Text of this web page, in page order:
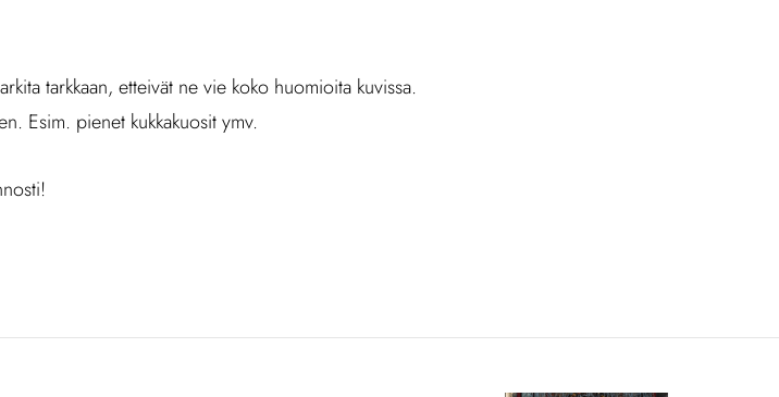
tarkkaan, etteivät ne vie koko huomioita kuvissa.
Esim. pienet kukkakuosit ymv.